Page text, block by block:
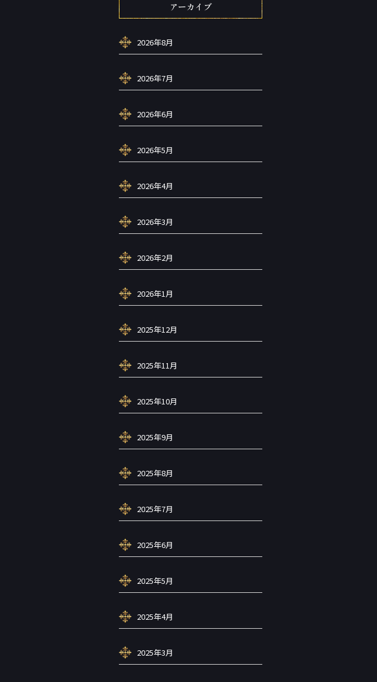
アーカイブ
2026年8月
2026年7月
2026年6月
2026年5月
2026年4月
2026年3月
2026年2月
2026年1月
2025年12月
2025年11月
2025年10月
2025年9月
2025年8月
2025年7月
2025年6月
2025年5月
2025年4月
2025年3月